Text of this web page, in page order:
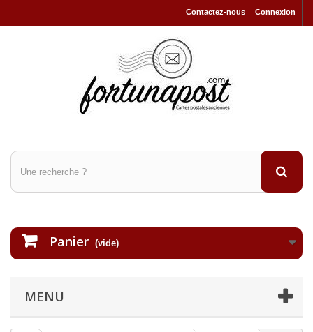
Connexion
Contactez-nous
Panier (vide)
MENU